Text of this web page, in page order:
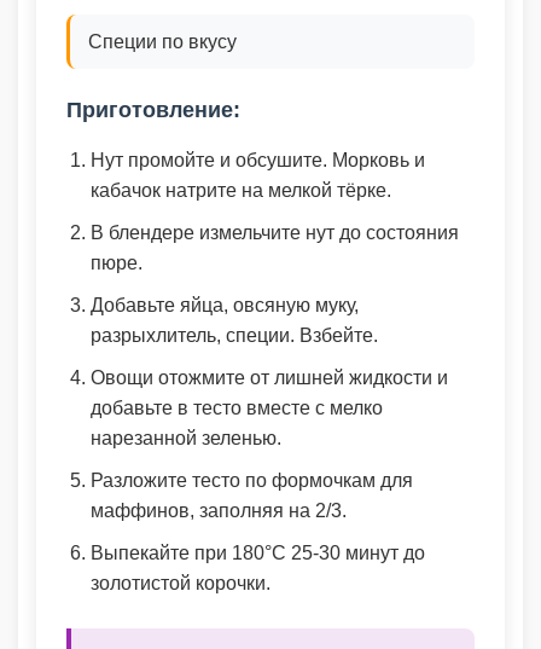
Специи по вкусу
Приготовление:
Нут промойте и обсушите. Морковь и
кабачок натрите на мелкой тёрке.
В блендере измельчите нут до состояния
пюре.
Добавьте яйца, овсяную муку,
разрыхлитель, специи. Взбейте.
Овощи отожмите от лишней жидкости и
добавьте в тесто вместе с мелко
нарезанной зеленью.
Разложите тесто по формочкам для
маффинов, заполняя на 2/3.
Выпекайте при 180°C 25-30 минут до
золотистой корочки.